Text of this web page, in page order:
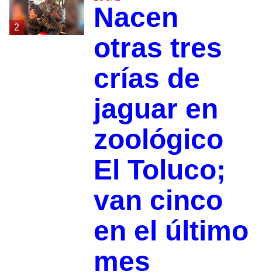
2
Nacen
otras tres
crías de
jaguar en
zoológico
El Toluco;
van cinco
en el último
mes